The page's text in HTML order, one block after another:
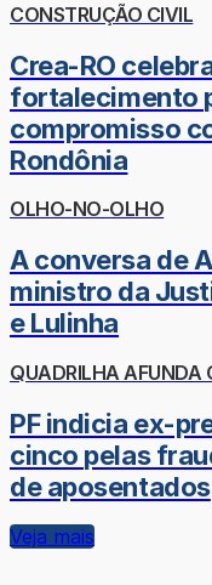
CONSTRUÇÃO CIVIL
Crea-RO
fortalecimento
compromisso
Rondônia
OLHO-NO-OLHO
A conversa de
ministro da
e Lulinha
QUADRILHA AFUNDA
PF indicia ex-
cinco pelas
de aposentados
Veja mais